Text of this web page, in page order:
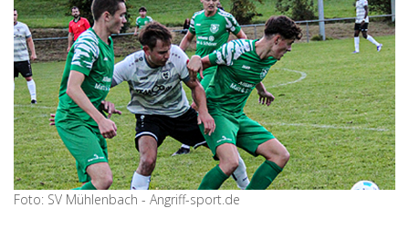
Foto: SV Mühlenbach - Angriff-sport.de